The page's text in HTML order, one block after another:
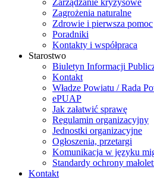
Zagrożenia naturalne
Zdrowie i pierwsza pomoc
Poradniki
Kontakty i współpraca
Starostwo
Biuletyn Informacji
Kontakt
Władze Powiatu / Rada
ePUAP
Jak załatwić sprawę
Regulamin organizacyjny
Jednostki organizacyjne
Ogłoszenia, przetargi
Komunikacja w języku
Standardy ochrony
Kontakt